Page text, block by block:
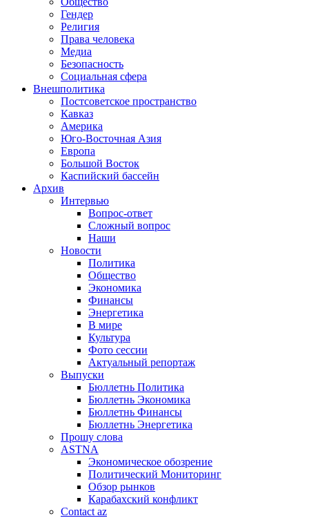
Гендер
Религия
Права человека
Медиа
Безопасность
Социальная сфера
Внешполитика
Постсоветское пространство
Кавказ
Америка
Юго-Восточная Азия
Европа
Большой Восток
Каспийский бассейн
Архив
Интервью
Вопрос-ответ
Сложный вопрос
Наши
Новости
Политика
Общество
Экономика
Финансы
Энергетика
В мире
Культура
Фото сессии
Актуальный репортаж
Выпуски
Бюллетнь Политика
Бюллетнь Экономика
Бюллетнь Финансы
Бюллетнь Энергетика
Прошу слова
ASTNA
Экономическое обозрение
Политический Мониторинг
Обзор рынков
Карабахский конфликт
Contact az